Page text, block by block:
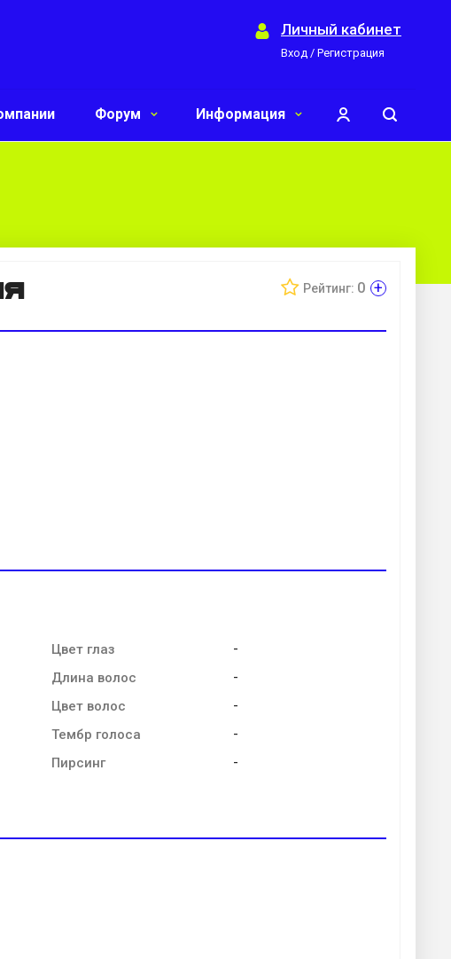
Личный кабинет
Вход / Регистрация
Форум Информация
Рейтинг: 0 +
Цвет глаз -
Длина волос -
Цвет волос -
Тембр голоса -
Пирсинг -